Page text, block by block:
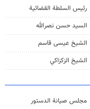
رئیس السلطة القضائیة
السيد حسن نصرالله
الشيخ عيسى قاسم
الشيخ الزكزاكي
مجلس صيانة الدستور